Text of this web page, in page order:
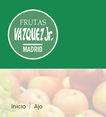
Inicio Ajo